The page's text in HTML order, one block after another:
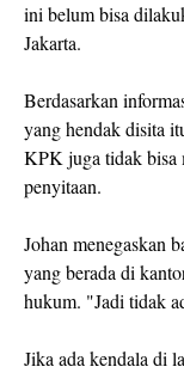
ini belum bisa
Jakarta.
Berdasarkan
yang hendak disita
KPK juga tidak bisa
penyitaan.
Johan menegaskan
yang berada di
hukum. "Jadi tidak
Jika ada kendala di